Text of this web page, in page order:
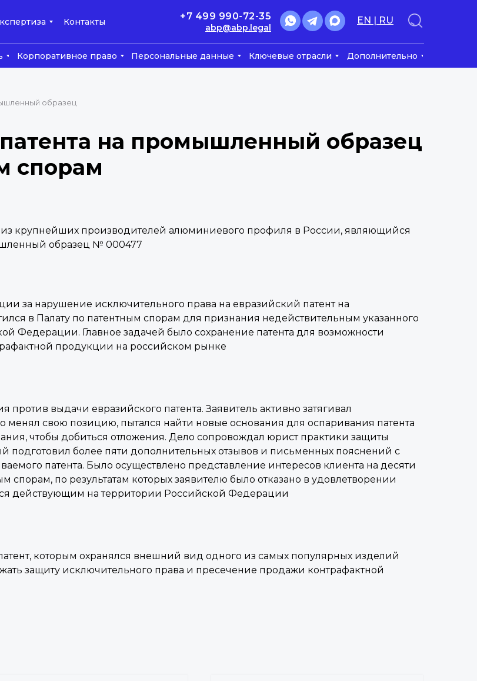
Контакты
Корпоративное право Персональные данные Ключевые отрасли Дополнительно
abp@abp.legal
+7 499 990-72-35 EN | RU
образец
на промышленный образец
спорам
крупнейших производителей алюминиевого профиля в России, являющийся
образец № 000477
за нарушение исключительного права на евразийский патент на
в Палату по патентным спорам для признания недействительным указанного
Федерации. Главное задачей было сохранение патента для возможности
продукции на российском рынке
против выдачи евразийского патента. Заявитель активно затягивал
менял свою позицию, пытался найти новые основания для оспаривания патента
чтобы добиться отложения. Дело сопровождал юрист практики защиты
подготовил более пяти дополнительных отзывов и письменных пояснений с
патента. Было осуществлено представление интересов клиента на десяти
спорам, по результатам которых заявителю было отказано в удовлетворении
действующим на территории Российской Федерации
которым охранялся внешний вид одного из самых популярных изделий
защиту исключительного права и пресечение продажи контрафактной